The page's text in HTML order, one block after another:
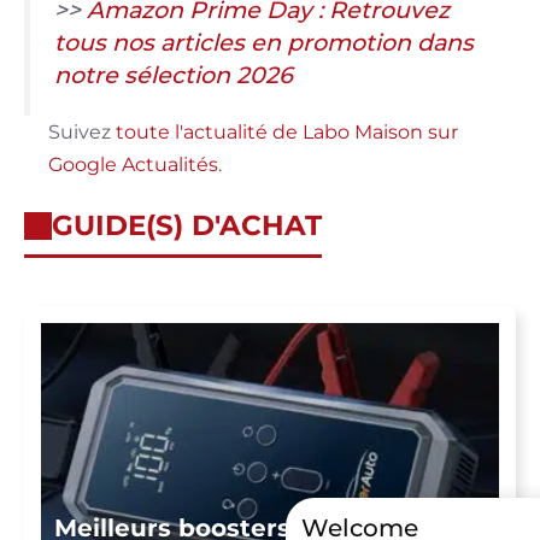
>>Amazon Prime Day : Retrouvez
tous nos articles en promotion dans
notre sélection 2026
Suivez toute l'actualité de Labo Maison sur
Google Actualités.
GUIDE(S) D'ACHAT
Meilleurs boosters de batterie
Welcome